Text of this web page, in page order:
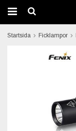
Startsida Ficklampor